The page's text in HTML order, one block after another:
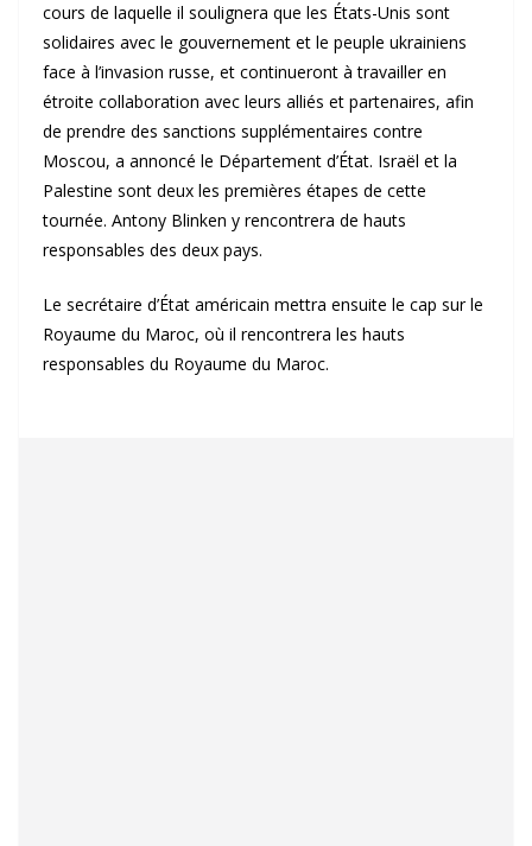
cours de laquelle il soulignera que les États-Unis sont
solidaires avec le gouvernement et le peuple ukrainiens
face à l’invasion russe, et continueront à travailler en
étroite collaboration avec leurs alliés et partenaires, afin
de prendre des sanctions supplémentaires contre
Moscou, a annoncé le Département d’État. Israël et la
Palestine sont deux les premières étapes de cette
tournée. Antony Blinken y rencontrera de hauts
responsables des deux pays.
Le secrétaire d’État américain mettra ensuite le cap sur le
Royaume du Maroc, où il rencontrera les hauts
responsables du Royaume du Maroc.